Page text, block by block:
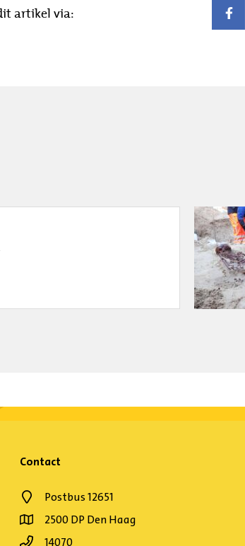
artikel via:
Contact
Postbus 12651
2500 DP Den Haag
14070